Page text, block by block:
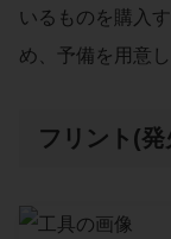
いるものを購入
め、予備を用意
フリント(